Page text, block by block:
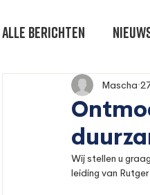
Alle berichten
Mascha
Wij stellen u
leiding van